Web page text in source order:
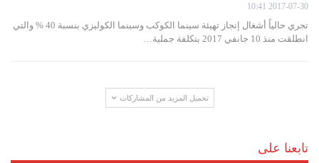
2017-07-30 10:41
تجري حالياً أشغال إنجاز تهيئة سينما الكوكب وسينما الكوليزي بنسبة 40 % والتي
انطلقت منذ 10 جانفي 2017 بتكلفة جملية…
تحميل المزيد من المشاركات
تابعنا على